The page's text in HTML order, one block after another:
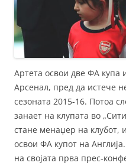
Артета освои две ФА купа
Арсенал, пред да истече
сезоната 2015-16. Потоа
занает на клупата во
стане менаџер на клубот,
освои ФА купот на
на својата прва прес-